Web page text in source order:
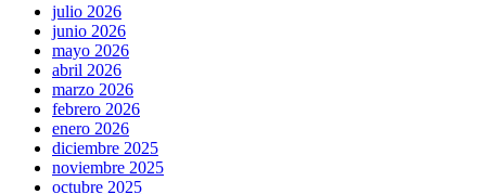
julio 2026
junio 2026
mayo 2026
abril 2026
marzo 2026
febrero 2026
enero 2026
diciembre 2025
noviembre 2025
octubre 2025